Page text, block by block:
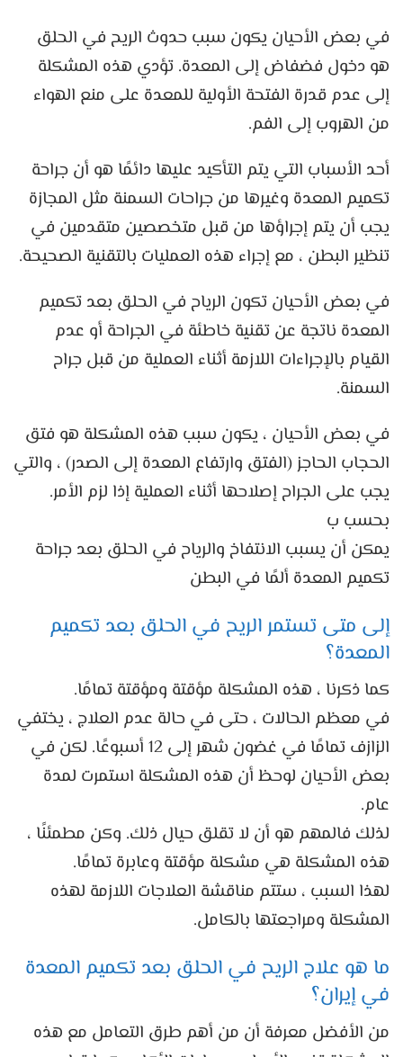
في بعض الأحيان يكون سبب حدوث الريح في الحلق
هو دخول فضفاض إلى المعدة. تؤدي هذه المشكلة
إلى عدم قدرة الفتحة الأولية للمعدة على منع الهواء
من الهروب إلى الفم.
أحد الأسباب التي يتم التأكيد عليها دائمًا هو أن جراحة
تكميم المعدة وغيرها من جراحات السمنة مثل المجازة
يجب أن يتم إجراؤها من قبل متخصصين متقدمين في
تنظير البطن ، مع إجراء هذه العمليات بالتقنية الصحيحة.
في بعض الأحيان تكون الرياح في الحلق بعد تكميم
المعدة ناتجة عن تقنية خاطئة في الجراحة أو عدم
القيام بالإجراءات اللازمة أثناء العملية من قبل جراح
السمنة.
في بعض الأحيان ، يكون سبب هذه المشكلة هو فتق
الحجاب الحاجز (الفتق وارتفاع المعدة إلى الصدر) ، والتي
يجب على الجراح إصلاحها أثناء العملية إذا لزم الأمر.
بحسب ب
يمكن أن يسبب الانتفاخ والرياح في الحلق بعد جراحة
تكميم المعدة ألمًا في البطن
إلى متى تستمر الريح في الحلق بعد تكميم
المعدة؟
كما ذكرنا ، هذه المشكلة مؤقتة ومؤقتة تمامًا.
في معظم الحالات ، حتى في حالة عدم العلاج ، يختفي
الزازف تمامًا في غضون شهر إلى 12 أسبوعًا. لكن في
بعض الأحيان لوحظ أن هذه المشكلة استمرت لمدة
عام.
لذلك فالمهم هو أن لا تقلق حيال ذلك. وكن مطمئنًا ،
هذه المشكلة هي مشكلة مؤقتة وعابرة تمامًا.
لهذا السبب ، ستتم مناقشة العلاجات اللازمة لهذه
المشكلة ومراجعتها بالكامل.
ما هو علاج الريح في الحلق بعد تكميم المعدة
في إيران؟
من الأفضل معرفة أن من أهم طرق التعامل مع هذه